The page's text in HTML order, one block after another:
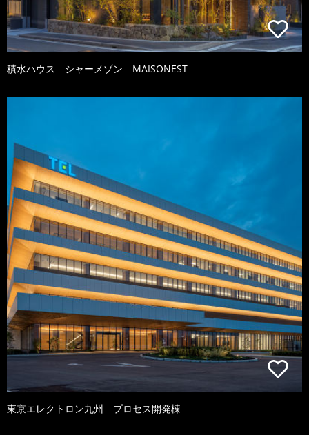
積水ハウス シャーメゾン MAISONEST
東京エレクトロン九州 プロセス開発棟